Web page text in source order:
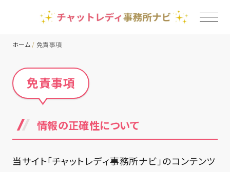
TOP
チャットレディ事務所一覧
地域別ランキング
コラム
ホーム 免責事項
免責事項
情報の正確性について
当サイト「チャットレディ事務所ナビ」のコンテンツ